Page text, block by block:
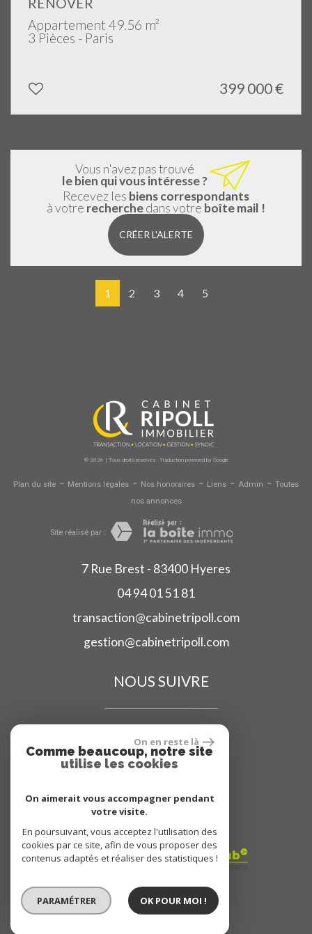
Appartement 49.56 m²
3 Pièces - Paris
399 000€
Vous n'avez pas trouvé
le bien qui vous intéresse ?
Recevez les biens correspondants
à votre recherchedans votre boîte mail !
CRÉER L'ALERTE
1 2 3 4 5
© 2026 | Tous droits réservés - Traduction powered by Google
Plan du site - Mentions légales - Nos honoraires - Liens - Admin - Toutes
nos annonces
Site réalisé par :
7 Rue Brest - 83400 Hyeres
04 94 01 51 81
transaction@cabinetripoll.com
gestion@cabinetripoll.com
NOUS SUIVRE
ADHÉRENT
On en reste là
Comme beaucoup, notre site
utilise les cookies
On aimerait vous accompagner pendant
votre visite.
En poursuivant, vous acceptez l'utilisation des
cookies par ce site, afin de vous proposer des
contenus adaptés et réaliser des statistiques !
PARAMÉTRER OK POUR MOI !